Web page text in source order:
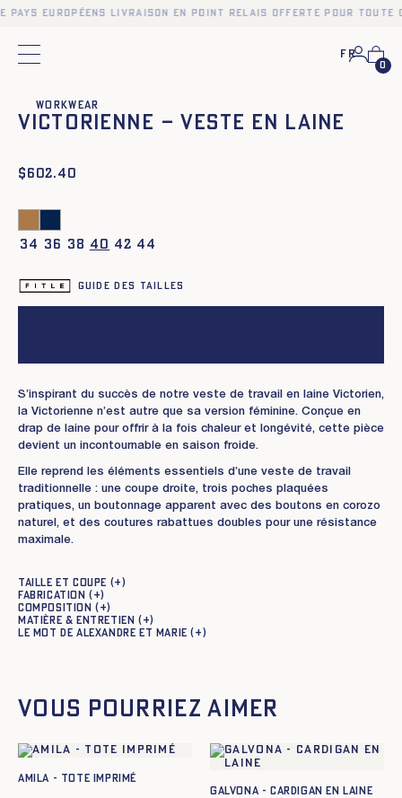
en point
Fr
0
Workwear
Victorienne – Veste en laine
$ 602.40
34 36 38 40 42 44
Guide des tailles
S’inspirant du succès de notre veste de travail en laine Victorien,
la Victorienne n’est autre que sa version féminine. Conçue en
drap de laine pour offrir à la fois chaleur et longévité, cette pièce
devient un incontournable en saison froide.
Elle reprend les éléments essentiels d’une veste de travail
traditionnelle : une coupe droite, trois poches plaquées
pratiques, un boutonnage apparent avec des boutons en corozo
naturel, et des coutures rabattues doubles pour une résistance
maximale.
Taille et coupe
Fabrication
Composition
Matière & entretien
Le mot de Alexandre et Marie
Vous pourriez aimer
Amila - Tote imprimé
GALVONA - CARDIGAN EN LAINE